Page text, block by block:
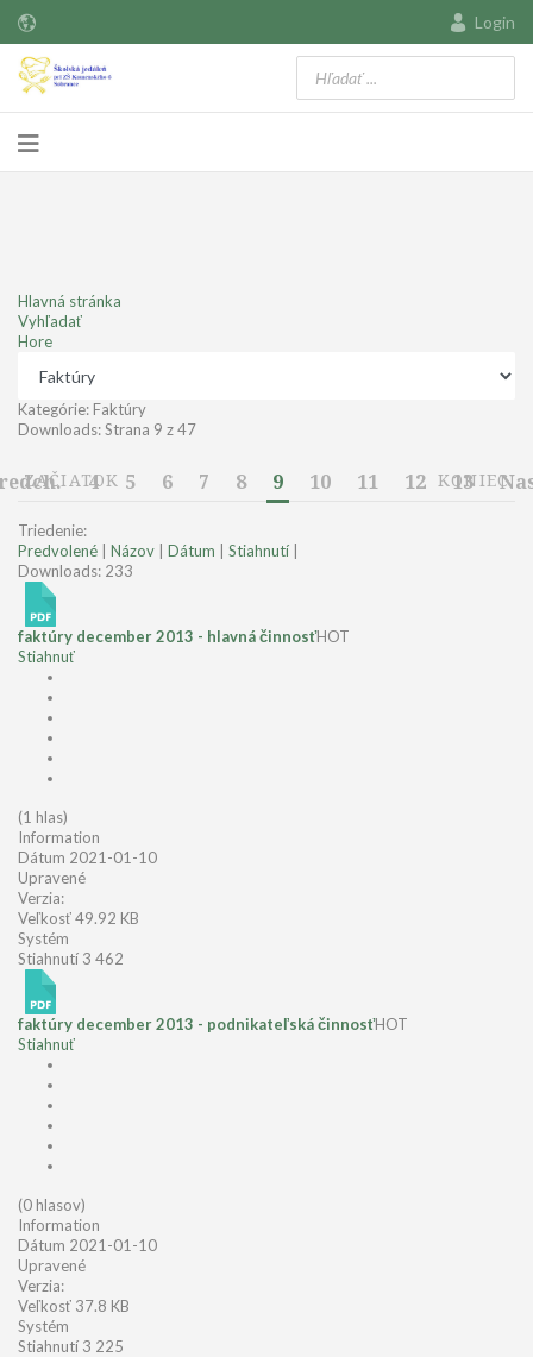
Login
Hlavná stránka
Vyhľadať
Hore
Kategórie: Faktúry
Downloads: Strana 9 z 47
ZAČIATOK
4 5 6 7 8 9 10 11 12 13
KONIEC
Triedenie:
Predvolené
Názov Dátum Stiahnutí
Downloads: 233
faktúry december 2013 - hlavná činnosťHOT
Stiahnuť
(1 hlas)
Information
Dátum 2021-01-10
Upravené
Verzia:
Veľkosť49.92 KB
Systém
Stiahnutí 3 462
faktúry december 2013 - podnikateľská činnosťHOT
Stiahnuť
(0 hlasov)
Information
Dátum 2021-01-10
Upravené
Verzia:
Veľkosť 37.8 KB
Systém
Stiahnutí 3 225